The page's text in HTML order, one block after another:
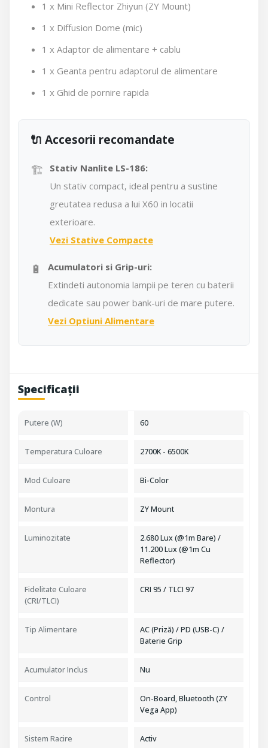
1 x Mini Reflector Zhiyun (ZY Mount)
1 x Diffusion Dome (mic)
1 x Adaptor de alimentare + cablu
1 x Geanta pentru adaptorul de alimentare
1 x Ghid de pornire rapida
🔌 Accesorii recomandate
🏗️
Stativ Nanlite LS-186:
Un stativ compact, ideal pentru a sustine
greutatea redusa a lui X60 in locatii
exterioare.
Vezi Stative Compacte
🔋
Acumulatori si Grip-uri:
Extindeti autonomia lampii pe teren cu baterii
dedicate sau power bank-uri de mare putere.
Vezi Optiuni Alimentare
Specificații
Putere (W) 60
Temperatura Culoare 2700K - 6500K
Mod Culoare Bi-Color
Montura ZY Mount
Luminozitate
2.680 Lux (@1m Bare) /
11.200 Lux (@1m Cu
Reflector)
Fidelitate Culoare
(CRI/TLCI)
CRI 95 / TLCI 97
Tip Alimentare
AC (Priză) / PD (USB-C) /
Baterie Grip
Acumulator Inclus Nu
Control
On-Board, Bluetooth (ZY
Vega App)
Sistem Racire Activ